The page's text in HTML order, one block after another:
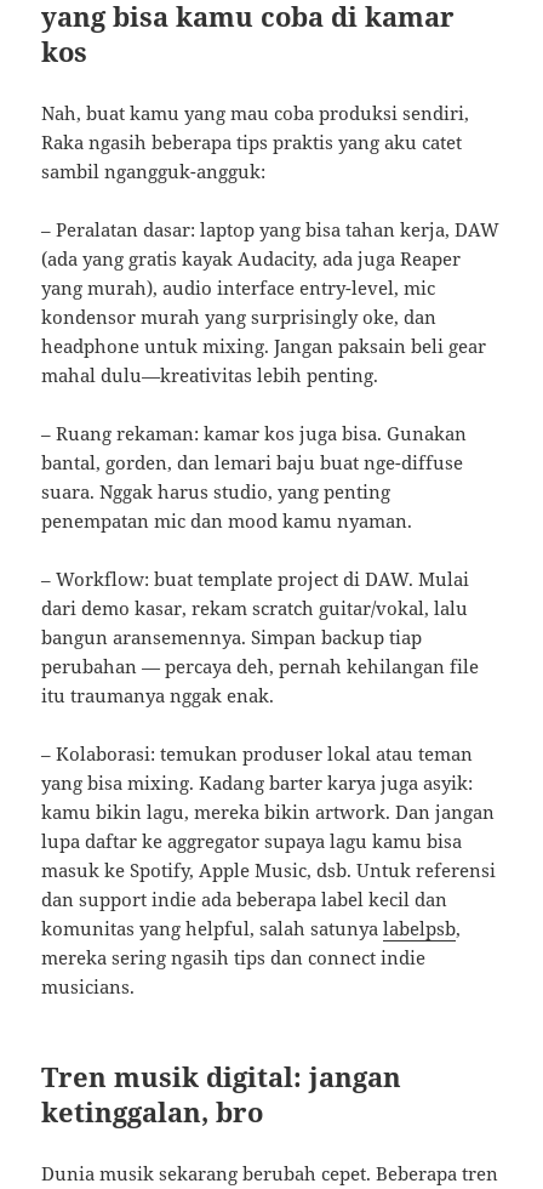
yang bisa kamu coba di kamar
kos
Nah, buat kamu yang mau coba produksi sendiri,
Raka ngasih beberapa tips praktis yang aku catet
sambil ngangguk-angguk:
– Peralatan dasar: laptop yang bisa tahan kerja, DAW
(ada yang gratis kayak Audacity, ada juga Reaper
yang murah), audio interface entry-level, mic
kondensor murah yang surprisingly oke, dan
headphone untuk mixing. Jangan paksain beli gear
mahal dulu—kreativitas lebih penting.
– Ruang rekaman: kamar kos juga bisa. Gunakan
bantal, gorden, dan lemari baju buat nge-diffuse
suara. Nggak harus studio, yang penting
penempatan mic dan mood kamu nyaman.
– Workflow: buat template project di DAW. Mulai
dari demo kasar, rekam scratch guitar/vokal, lalu
bangun aransemennya. Simpan backup tiap
perubahan — percaya deh, pernah kehilangan file
itu traumanya nggak enak.
– Kolaborasi: temukan produser lokal atau teman
yang bisa mixing. Kadang barter karya juga asyik:
kamu bikin lagu, mereka bikin artwork. Dan jangan
lupa daftar ke aggregator supaya lagu kamu bisa
masuk ke Spotify, Apple Music, dsb. Untuk referensi
dan support indie ada beberapa label kecil dan
komunitas yang helpful, salah satunyalabelpsb,
mereka sering ngasih tips dan connect indie
musicians.
Tren musik digital: jangan
ketinggalan, bro
Dunia musik sekarang berubah cepet. Beberapa tren